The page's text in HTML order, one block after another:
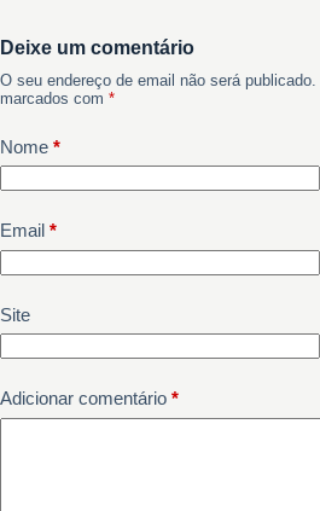
Deixe um comentário
O seu endereço de email não será publicado.
marcados com *
Nome *
Email *
Site
Adicionar comentário *